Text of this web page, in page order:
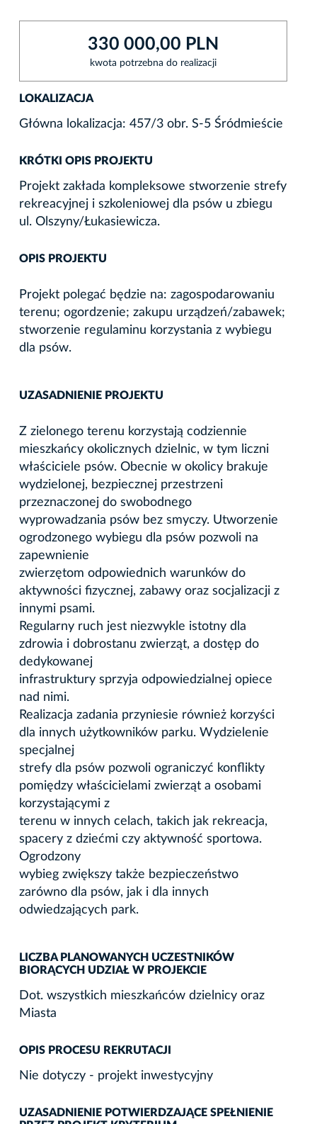
330 000,00 PLN
kwota potrzebna do realizacji
LOKALIZACJA
Główna lokalizacja: 457/3 obr. S-5 Śródmieście
KRÓTKI OPIS PROJEKTU
Projekt zakłada kompleksowe stworzenie strefy
rekreacyjnej i szkoleniowej dla psów u zbiegu
ul. Olszyny/Łukasiewicza.
OPIS PROJEKTU
Projekt polegać będzie na: zagospodarowaniu
terenu; ogordzenie; zakupu urządzeń/zabawek;
stworzenie regulaminu korzystania z wybiegu
dla psów.
UZASADNIENIE PROJEKTU
Z zielonego terenu korzystają codziennie
mieszkańcy okolicznych dzielnic, w tym liczni
właściciele psów. Obecnie w okolicy brakuje
wydzielonej, bezpiecznej przestrzeni
przeznaczonej do swobodnego
wyprowadzania psów bez smyczy. Utworzenie
ogrodzonego wybiegu dla psów pozwoli na
zapewnienie
zwierzętom odpowiednich warunków do
aktywności fizycznej, zabawy oraz socjalizacji z
innymi psami.
Regularny ruch jest niezwykle istotny dla
zdrowia i dobrostanu zwierząt, a dostęp do
dedykowanej
infrastruktury sprzyja odpowiedzialnej opiece
nad nimi.
Realizacja zadania przyniesie również korzyści
dla innych użytkowników parku. Wydzielenie
specjalnej
strefy dla psów pozwoli ograniczyć konflikty
pomiędzy właścicielami zwierząt a osobami
korzystającymi z
terenu w innych celach, takich jak rekreacja,
spacery z dziećmi czy aktywność sportowa.
Ogrodzony
wybieg zwiększy także bezpieczeństwo
zarówno dla psów, jak i dla innych
odwiedzających park.
LICZBA PLANOWANYCH UCZESTNIKÓW
BIORĄCYCH UDZIAŁ W PROJEKCIE
Dot. wszystkich mieszkańców dzielnicy oraz
Miasta
OPIS PROCESU REKRUTACJI
Nie dotyczy - projekt inwestycyjny
UZASADNIENIE POTWIERDZAJĄCE SPEŁNIENIE